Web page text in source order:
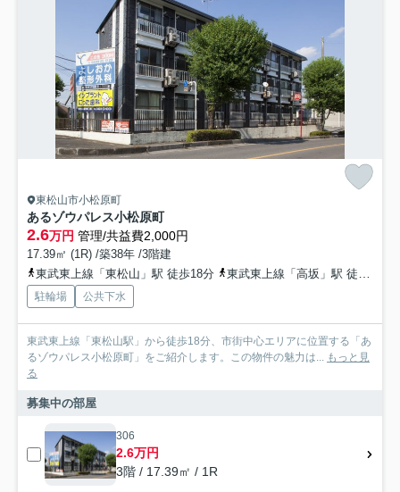
東松山市小松原町
あるゾウパレス小松原町
2.6万円 管理/共益費2,000円
17.39㎡ (1R) /築38年 /3階建
東武東上線「東松山」駅 徒歩18分
東武東上線「高坂」駅 徒歩64分
駐輪場 公共下水
東武東上線「東松山駅」から徒歩18分、市街中心エリアに位置する「あ
るゾウパレス小松原町」をご紹介します。この物件の魅力は... もっと見
る
募集中の部屋
306
2.6万円
3階 / 17.39㎡ / 1R